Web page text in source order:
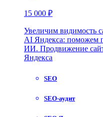
15 000 ₽
Увеличим видимость
AI Яндекса: поможем
ИИ. Продвижение
Яндекса
SEO
SEO-аудит